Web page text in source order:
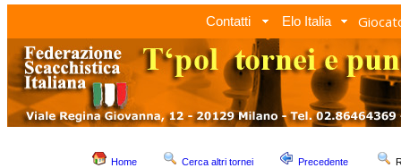
Contatti Elo Italia
Home Cerca altri tornei Precedente